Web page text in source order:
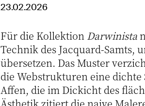
23.02.2026
Für die Kollektion Darwinista
Technik des Jacquard-Samts,
übersetzen. Das Muster
die Webstrukturen eine
Affen, die im Dickicht des